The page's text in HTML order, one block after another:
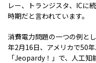
レー、トランジスタ、ICに
時期だと言われています。
消費電力問題の一つの例と
年2月16日、アメリカで50
「Jeopardy！」で、人工